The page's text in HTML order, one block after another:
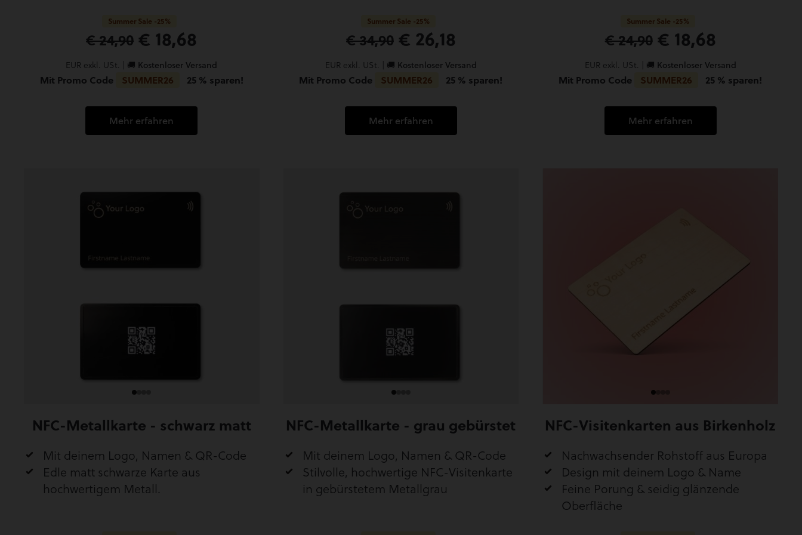
Summer Sale -25%
€ 24,90 € 18,68
EUR exkl. USt. | 🚚 Kostenloser Versand
Mit Promo Code SUMMER26 25 % sparen!
Mehr erfahren
Summer Sale -25%
€ 34,90€ 26,18
EUR exkl. USt. | 🚚 Kostenloser Versand
Mit Promo Code SUMMER26 25 % sparen!
Mehr erfahren
Summer Sale -25%
€ 24,90€ 18,68
EUR exkl. USt. | 🚚 Kostenloser Versand
Mit Promo Code SUMMER26 25 % sparen!
Mehr erfahren
NFC-Metallkarte - schwarz matt
Mit deinem Logo, Namen & QR-Code
Edle matt schwarze Karte aus
hochwertigem Metall.
NFC-Metallkarte - grau gebürstet
Mit deinem Logo, Namen & QR-Code
Stilvolle, hochwertige NFC-Visitenkarte
in gebürstetem Metallgrau
NFC-Visitenkarten aus Birkenholz
Nachwachsender Rohstoff aus Europa
Design mit deinem Logo & Name
Feine Porung & seidig glänzende
Oberfläche